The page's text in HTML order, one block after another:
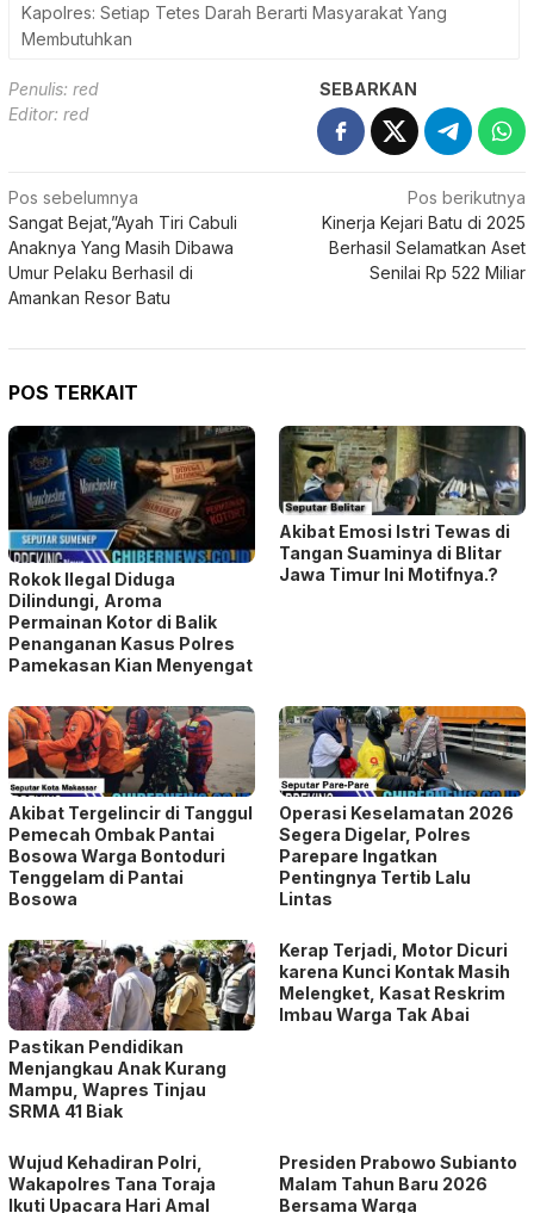
Kapolres: Setiap Tetes Darah Berarti Masyarakat Yang
Membutuhkan
Penulis: red
Editor: red
SEBARKAN
Navigasi
pos
Pos sebelumnya
Sangat Bejat,”Ayah Tiri Cabuli
Anaknya Yang Masih Dibawa
Umur Pelaku Berhasil di
Amankan Resor Batu
Pos berikutnya
Kinerja Kejari Batu di 2025
Berhasil Selamatkan Aset
Senilai Rp 522 Miliar
POS TERKAIT
Rokok Ilegal Diduga
Dilindungi, Aroma
Permainan Kotor di Balik
Penanganan Kasus Polres
Pamekasan Kian Menyengat
Akibat Emosi Istri Tewas di
Tangan Suaminya di Blitar
Jawa Timur Ini Motifnya.?
Akibat Tergelincir di Tanggul
Pemecah Ombak Pantai
Bosowa Warga Bontoduri
Tenggelam di Pantai
Bosowa
Operasi Keselamatan 2026
Segera Digelar, Polres
Parepare Ingatkan
Pentingnya Tertib Lalu
Lintas
Pastikan Pendidikan
Menjangkau Anak Kurang
Mampu, Wapres Tinjau
SRMA 41 Biak
Kerap Terjadi, Motor Dicuri
karena Kunci Kontak Masih
Melengket, Kasat Reskrim
Imbau Warga Tak Abai
Wujud Kehadiran Polri,
Wakapolres Tana Toraja
Ikuti Upacara Hari Amal
Presiden Prabowo Subianto
Malam Tahun Baru 2026
Bersama Warga